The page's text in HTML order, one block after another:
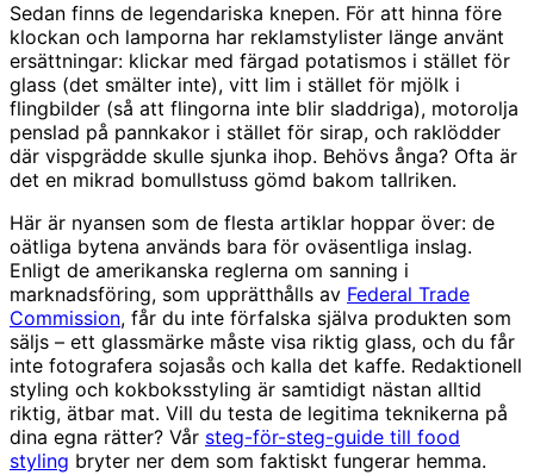
Sedan finns de legendariska knepen. För att hinna före
klockan och lamporna har reklamstylister länge använt
ersättningar: klickar med färgad potatismos i stället för
glass (det smälter inte), vitt lim i stället för mjölk i
flingbilder (så att flingorna inte blir sladdriga), motorolja
penslad på pannkakor i stället för sirap, och raklödder
där vispgrädde skulle sjunka ihop. Behövs ånga? Ofta är
det en mikrad bomullstuss gömd bakom tallriken.
Här är nyansen som de flesta artiklar hoppar över: de
oätliga bytena används bara för oväsentliga inslag.
Enligt de amerikanska reglerna om sanning i
marknadsföring, som upprätthålls av Federal Trade
Commission, får du inte förfalska själva produkten som
säljs – ett glassmärke måste visa riktig glass, och du får
inte fotografera sojasås och kalla det kaffe. Redaktionell
styling och kokboksstyling är samtidigt nästan alltid
riktig, ätbar mat. Vill du testa de legitima teknikerna på
dina egna rätter? Vår steg-för-steg-guide till food
styling bryter ner dem som faktiskt fungerar hemma.